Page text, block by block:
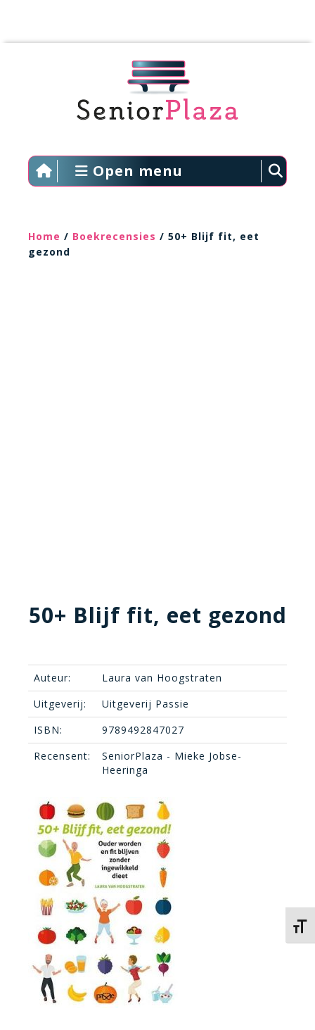
Open menu
Home / Boekrecensies / 50+ Blijf fit, eet
gezond
50+ Blijf fit, eet gezond
Auteur:
Laura van Hoogstraten
Uitgeverij:
Uitgeverij Passie
ISBN:
9789492847027
Recensent:
SeniorPlaza - Mieke Jobse-
Heeringa